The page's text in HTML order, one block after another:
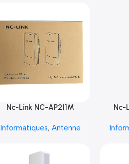
Nc-Link NC-AP211M
Informatiques, Antenne
Nc-